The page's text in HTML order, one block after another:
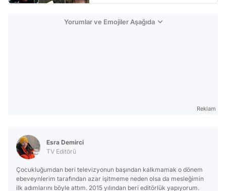
Yorumlar ve Emojiler Aşağıda
Reklam
Esra Demirci
TV Editörü
Çocukluğumdan beri televizyonun başından kalkmamak o dönem
ebeveynlerim tarafından azar işitmeme neden olsa da mesleğimin
ilk adımlarını böyle attım. 2015 yılından beri editörlük yapıyorum.